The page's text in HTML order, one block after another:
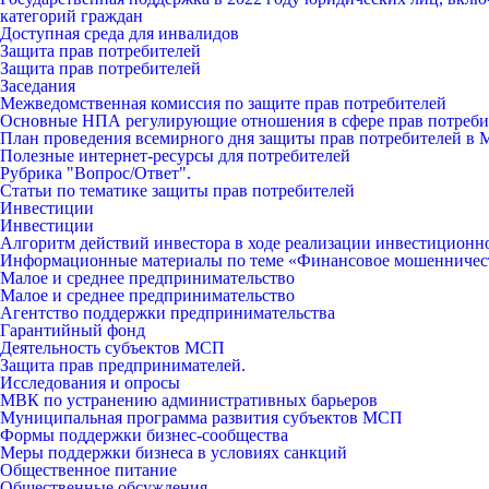
категорий граждан
Доступная среда для инвалидов
Защита прав потребителей
Защита прав потребителей
Заседания
Межведомственная комиссия по защите прав потребителей
Основные НПА регулирующие отношения в сфере прав
План проведения всемирного дня защиты прав потребителей в
Полезные интернет-ресурсы для потребителей
Рубрика "Вопрос/Ответ".
Статьи по тематике защиты прав потребителей
Инвестиции
Инвестиции
Алгоритм действий инвестора в ходе реализации
Информационные материалы по теме «Финансовое
Малое и среднее предпринимательство
Малое и среднее предпринимательство
Агентство поддержки предпринимательства
Гарантийный фонд
Деятельность субъектов МСП
Защита прав предпринимателей.
Исследования и опросы
МВК по устранению административных барьеров
Муниципальная программа развития субъектов МСП
Формы поддержки бизнес-сообщества
Меры поддержки бизнеса в условиях санкций
Общественное питание